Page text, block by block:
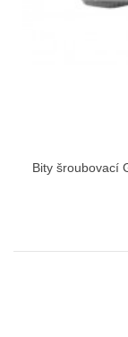
Bity šroubovací